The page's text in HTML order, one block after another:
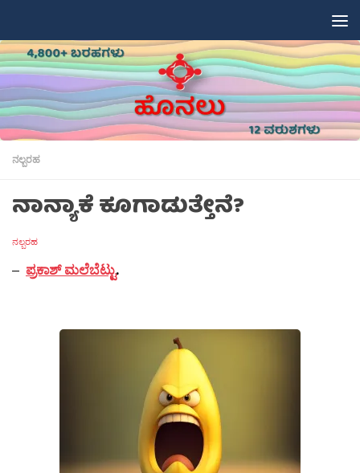
ನಲ್ಬರಹ
ನಾನ್ಯಾಕೆ ಕೂಗಾಡುತ್ತೇನೆ?
ನಲ್ಬರಹ
– ಪ್ರಕಾಶ್ ಮಲೆಬೆಟ್ಟು.